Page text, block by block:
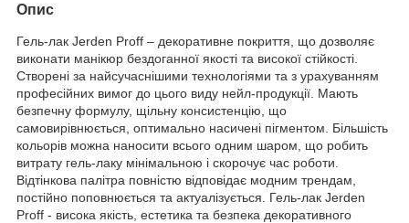
Опис
Гель-лак Jerden Proff – декоративне покриття, що дозволяє
виконати манікюр бездоганної якості та високої стійкості.
Створені за найсучаснішими технологіями та з урахуванням
професійних вимог до цього виду нейл-продукції. Мають
безпечну формулу, щільну консистенцію, що
самовирівнюється, оптимально насичені пігментом. Більшість
кольорів можна наносити всього одним шаром, що робить
витрату гель-лаку мінімальною і скорочує час роботи.
Відтінкова палітра повністю відповідає модним трендам,
постійно поповнюється та актуалізується. Гель-лак Jerden
Proff - висока якість, естетика та безпека декоративного